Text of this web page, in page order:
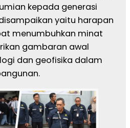
kepada generasi
yaitu harapan
menumbuhkan minat
gambaran awal
dan geofisika dalam